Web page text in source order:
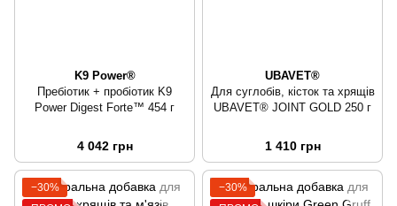
K9 Power®
Пребіотик + пробіотик K9
Power Digest Forte™ 454 г
4 042 грн
UBAVET®
Для суглобів, кісток та хрящів
UBAVET® JOINT GOLD 250 г
1 410 грн
−30%
−30%